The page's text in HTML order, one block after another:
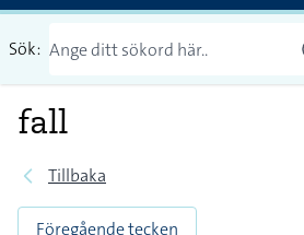
Sök:
fall
Tillbaka
Föregående tecken